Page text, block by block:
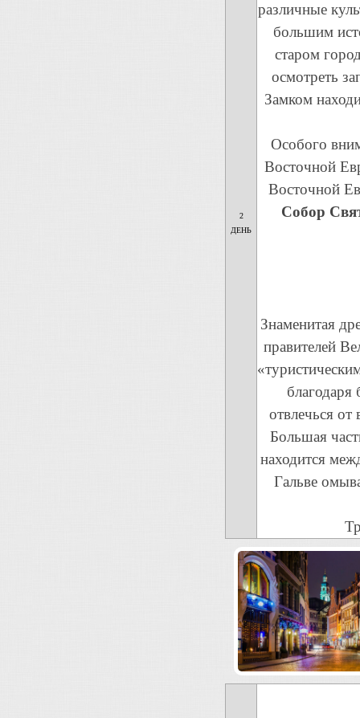
2
ДЕНЬ
различные
большим
старом
осмотреть
Замком
Особого
Восточной
Восточной
Собор
Знаменитая
правителей
отвлечься
Большая
находится
Гальве